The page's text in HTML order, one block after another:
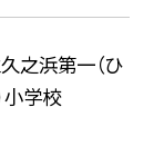
之浜第一（ひ
小学校